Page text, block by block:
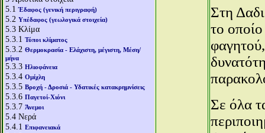
5.1Έδαφος (γενική περιγραφή)
5.2 Υπέδαφος (γεωλογικά στοιχεία)
5.3 Κλίμα
5.3.1 Τύποι κλίματος
5.3.2 Θερμοκρασία - Ελάχιστη, μέγιστη, Μέση/
μήνα
5.3.3 Ηλιοφάνεια
5.3.4 Ομίχλη
5.3.5 Βροχή - Δροσιά - Υδατικές κατακρημνίσεις
5.3.6 Παγετοί-Χιόνι
5.3.7 Άνεμοι
5.4 Νερά
5.4.1 Επιφανειακά
Στη
το
Σε όλα